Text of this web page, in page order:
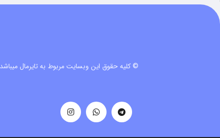
© کلیه حقوق این وبسایت مربوط به تایرمال